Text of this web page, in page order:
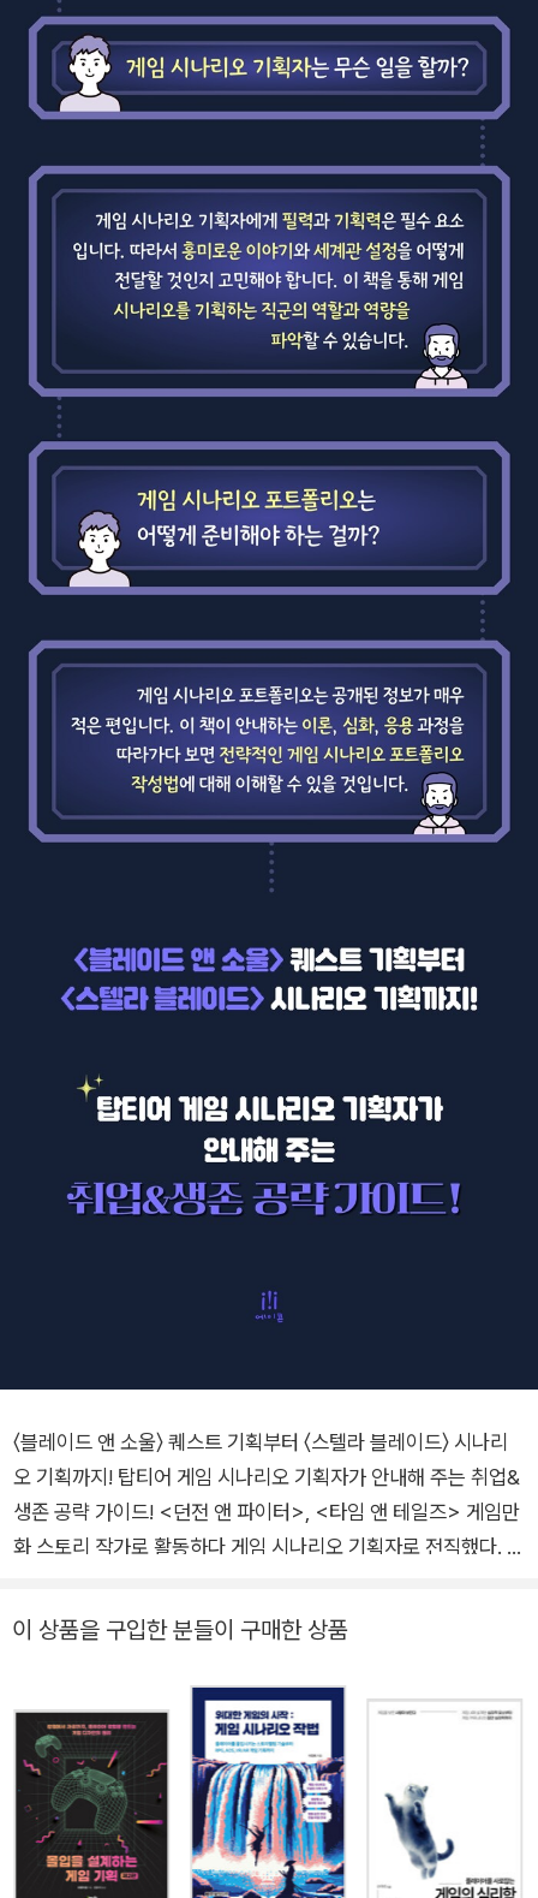
게임업계는 스토리가 중요하다고 말한다. 그 이야기를 20여 년 가까
이 들었다. 그동안 국내 게임의 그래픽과 기술은 진일보했지만 게임
시나리오 분야는 여전히 답보상태다. 우리가 짝퉁 게임이나 만든다며
우습게 여기던 국가도 이제 스토리로 무장한 게임으로 세계 시장을
석권하고 있다. 이제 대한민국 게임업계의 생존을 위해서라도 스토리
에 대한 투자가 절대적으로 필요하다. 이 책이 대한민국 게임업계의
스토리를 한 단계 끌어올릴 수 있는 초석이 되길 희망한다.
이 책은 지난 18년 동안 쌓아온 실무 노하우, 지망생들을 멘토링하면
서 수집한 화두들, 블로그에 기록한 게임 일지, 게임 시나리오 세미나
를 운영하며 모은 자료를 정리한 글입니다. 원론적인 이야기도 있겠
지만, ‘그래서 어떻게 하라는 거지?’라는 물음을 해소하는 데 초점을
두고 백지를 채워 나갔습니다.
게임 시나리오 직군의 취업을 희망하는 지망생들과 하루하루 고군분
투하고 있을 후배들을 위해 선배가 들려주는 안내서가 되길 바라는
마음이 전해지면 좋겠습니다. 아울러 인고의 터널을 지나면 기다리고
있을 창작의 희열과 성장의 기쁨을 느껴 보기를 진심으로 바라겠습니
〈블레이드 앤 소울〉 퀘스트 기획부터 〈스텔라 블레이드〉 시나리
오 기획까지! 탑티어 게임 시나리오 기획자가 안내해 주는 취업&
생존 공략 가이드! <던전 앤 파이터>, <타임 앤 테일즈> 게임만
화 스토리 작가로 활동하다 게임 시나리오 기획자로 전직했다. 이
여하며 쌓은 저자의 노하우를 담은 게임 시나리오 작법서다. 국내
를 이해하기 쉽게 정리했다. 게임 스토리텔링 방법론을 비롯해 지
금껏 공개된 정보가 부족했던 퀘스트 기획 실무와 게임 시나리오
직군 포트폴리오 전략까지 체계적으로 전달한다는 점에서 가치
가 높다. 게임 시나리오에 관심이 있거나 취업을 꿈꾼다면 반드시
읽어봐야 할 필독서다. ◈ 이 책에서 다루는 내용 ◈ ◆ 다양한
게임 예시와 예문을 통해 알기 쉽게 정리한 게임 시나리오 작법론
이 상품을 구입한 분들이 구매한 상품